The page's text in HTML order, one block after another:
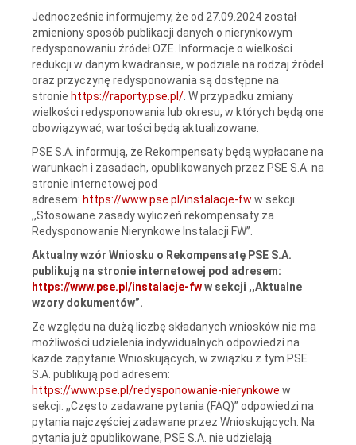
Jednocześnie informujemy, że od 27.09.2024 został
zmieniony sposób publikacji danych o nierynkowym
redysponowaniu źródeł OZE. Informacje o wielkości
redukcji w danym kwadransie, w podziale na rodzaj źródeł
oraz przyczynę redysponowania są dostępne na
stronie https://raporty.pse.pl/ . W przypadku zmiany
wielkości redysponowania lub okresu, w których będą one
obowiązywać, wartości będą aktualizowane.
PSE S.A. informują, że Rekompensaty będą wypłacane na
warunkach i zasadach, opublikowanych przez PSE S.A. na
stronie internetowej pod
adresem: https://www.pse.pl/instalacje-fw w sekcji
,,Stosowane zasady wyliczeń rekompensaty za
Redysponowanie Nierynkowe Instalacji FW”.
Aktualny wzór Wniosku o Rekompensatę PSE S.A.
publikują na stronie internetowej pod adresem:
https://www.pse.pl/instalacje-fww sekcji ,,Aktualne
wzory dokumentów”.
Ze względu na dużą liczbę składanych wniosków nie ma
możliwości udzielenia indywidualnych odpowiedzi na
każde zapytanie Wnioskujących, w związku z tym PSE
S.A. publikują pod adresem:
https://www.pse.pl/redysponowanie-nierynkowe w
sekcji: ,,Często zadawane pytania (FAQ)” odpowiedzi na
pytania najczęściej zadawane przez Wnioskujących. Na
pytania już opublikowane, PSE S.A. nie udzielają